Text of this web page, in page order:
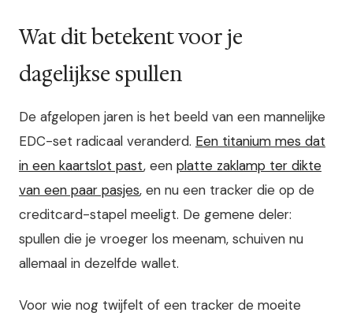
Wat dit betekent voor je
dagelijkse spullen
De afgelopen jaren is het beeld van een mannelijke
EDC-set radicaal veranderd. Een titanium mes dat
in een kaartslot past, een platte zaklamp ter dikte
van een paar pasjes, en nu een tracker die op de
creditcard-stapel meeligt. De gemene deler:
spullen die je vroeger los meenam, schuiven nu
allemaal in dezelfde wallet.
Voor wie nog twijfelt of een tracker de moeite